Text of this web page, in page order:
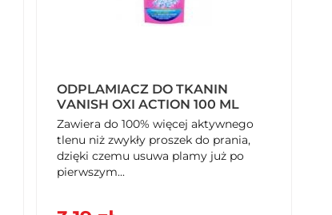
ODPLAMIACZ DO TKANIN
VANISH OXI ACTION 100 ML
Zawiera do 100% więcej aktywnego
tlenu niż zwykły proszek do prania,
dzięki czemu usuwa plamy już po
pierwszym...